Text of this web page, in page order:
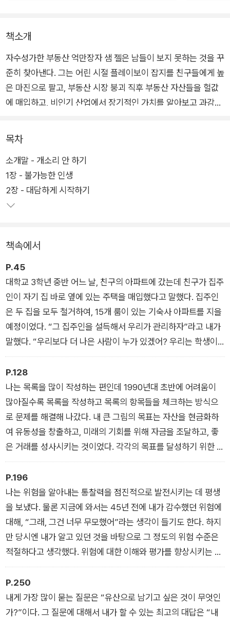
책소개
자수성가한 부동산 억만장자 샘 젤은 남들이 보지 못하는 것을 꾸
준히 찾아낸다. 그는 어린 시절 플레이보이 잡지를 친구들에게 높
은 마진으로 팔고, 부동산 시장 붕괴 직후 부동산 자산들을 헐값
에 매입하고, 비인기 산업에서 장기적인 가치를 알아보고 과감히
점한다. 그리고 그는 난해한 법안부터 아부다비의 사막 회의에 이
르기까지 거의 모든 곳에서 기회를 찾는다.
목차
소개말 - 개소리 안 하기
1장 - 불가능한 인생
2장 - 대담하게 시작하기
책속에서
P.45
대학교 3학년 중반 어느 날, 친구의 아파트에 갔는데 친구가 집주
인이 자기 집 바로 옆에 있는 주택을 매입했다고 말했다. 집주인
은 두 집을 모두 철거하여, 15개 룸이 있는 기숙사 아파트를 지을
예정이었다. “그 집주인을 설득해서 우리가 관리하자”라고 내가
말했다. “우리보다 더 나은 사람이 누가 있겠어? 우리는 학생이
고 학생들이 원하는 것을 알아. 건물을 관리하고 유지 보수하면
공짜 아파트를 얻을 수 있을 거야.”
우리는 아파트를 관리하거나 임대하는 법을 몰랐다. 그 일이 무엇
을 필요로 하는지를 전혀 모르고 있었다. 그러나 내가 그 일을 할
수 없다는 생각이 들진 않았다. 만약 어떤 일을 할 수 없다는 사실
을 알아차리지 못한다면 그 일을 하는 데 방해가 되는 요소들은
크게 줄어든다. 학생들이 그런 일을 해 본 경험이 없거나 또는 전
문 부동산 관리 회사에서만 그런 일을 한다는 사실은 중요하지 않
았다. 위험을 감수하고 내 한계를 시험하고 “왜 안 될까?”라고 질
문하는 욕구는 내 DNA의 일부였고 그 이후에도 크게 변하지 않
은 것 같다.
P.128
나는 목록을 많이 작성하는 편인데 1990년대 초반에 어려움이
많아질수록 목록을 작성하고 목록의 항목들을 체크하는 방식으
로 문제를 해결해 나갔다. 내 큰 그림의 목표는 자산을 현금화하
여 유동성을 창출하고, 미래의 기회를 위해 자금을 조달하고, 좋
은 거래를 성사시키는 것이었다. 각각의 목표를 달성하기 위한 업
무에 집중함으로써 직업적으로나 감정적으로 압도당하는 것을
피할 수 있었다. 내 최우선 순위는 현금이었다. 내가 필사적으로
팔아서 우리가 쌓아온 것을 위태롭게 할 수는 없었지만 현금 없이
는 계속 나아갈 수 없었다. 당시에는 몰랐지만 내 커리어에서 이
시기가 앞으로 수십 년 동안 정기적으로 반복하게 될 만트라의 기
원이 되었다. “유동성은 가치와 같다(liquidity equals value).
P.196
나는 위험을 알아내는 통찰력을 점진적으로 발전시키는 데 평생
을 보냈다. 물론 지금에 와서는 45년 전에 내가 감수했던 위험에
대해, “그래, 그건 너무 무모했어”라는 생각이 들기도 한다. 하지
만 당시엔 내가 알고 있던 것을 바탕으로 그 정도의 위험 수준은
적절하다고 생각했다. 위험에 대한 이해와 평가를 향상시키는 것
은 오직 경험뿐이다. 그러나 언제든 최악의 상황을 인지하고 단순
화하는 것, 즉 심연을 꿰뚫어 보는 것이 중요하다. 그리고 절제하
고 감정적인 반응을 피해야 한다. 그런 다음 게임에 참여할지 떠
날지를 결정해야 한다. 기업가로서 나는 천성적으로 낙천주의자
P.250
내게 가장 많이 묻는 질문은 “유산으로 남기고 싶은 것이 무엇인
가?”이다. 그 질문에 대해서 내가 할 수 있는 최고의 대답은 “내